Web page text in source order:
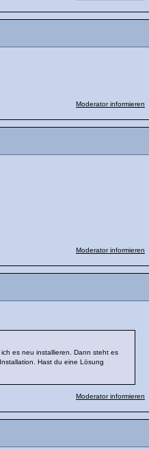
Moderator informieren
Moderator informieren
es neu installieren. Dann steht es
Hast du eine Lösung
Moderator informieren